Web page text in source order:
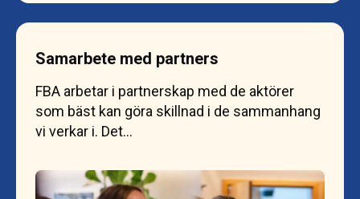
Samarbete med partners
FBA arbetar i partnerskap med de aktörer
som bäst kan göra skillnad i de sammanhang
vi verkar i. Det…